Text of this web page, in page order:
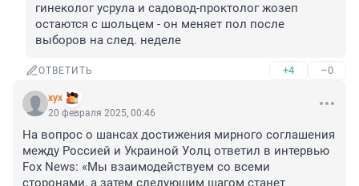
гинеколог усрула и садовод-проктолог жозеп
остаются с шольцем - он меняет пол после
выборов на след. неделе
ОТВЕТИТЬ +4 –0
хух
20 февраля 2025, 00:46
На вопрос о шансах достижения мирного соглашения
между Россией и Украиной Уолц ответил в интервью
Fox News: «Мы взаимодействуем со всеми
сторонами, а затем следующим шагом станет